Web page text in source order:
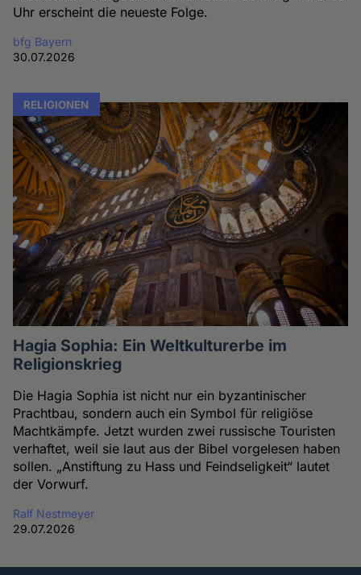
Uhr erscheint die neueste Folge.
bfg Bayern
30.07.2026
RELIGIONEN
Hagia Sophia: Ein Weltkulturerbe im
Religionskrieg
Die Hagia Sophia ist nicht nur ein byzantinischer
Prachtbau, sondern auch ein Symbol für religiöse
Machtkämpfe. Jetzt wurden zwei russische Touristen
verhaftet, weil sie laut aus der Bibel vorgelesen haben
sollen. „Anstiftung zu Hass und Feindseligkeit“ lautet
der Vorwurf.
Ralf Nestmeyer
29.07.2026